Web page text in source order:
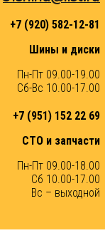
+7 (920) 582-12-81
Шины и диски
Пн-Пт 09.00-19.00
Сб-Вс 10.00-17.00
+7 (951) 152 22 69
СТО и запчасти
Пн-Пт 09.00-18.00
Сб 10.00-17.00
Вс – выходной